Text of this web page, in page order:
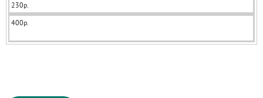
230р.
400р.